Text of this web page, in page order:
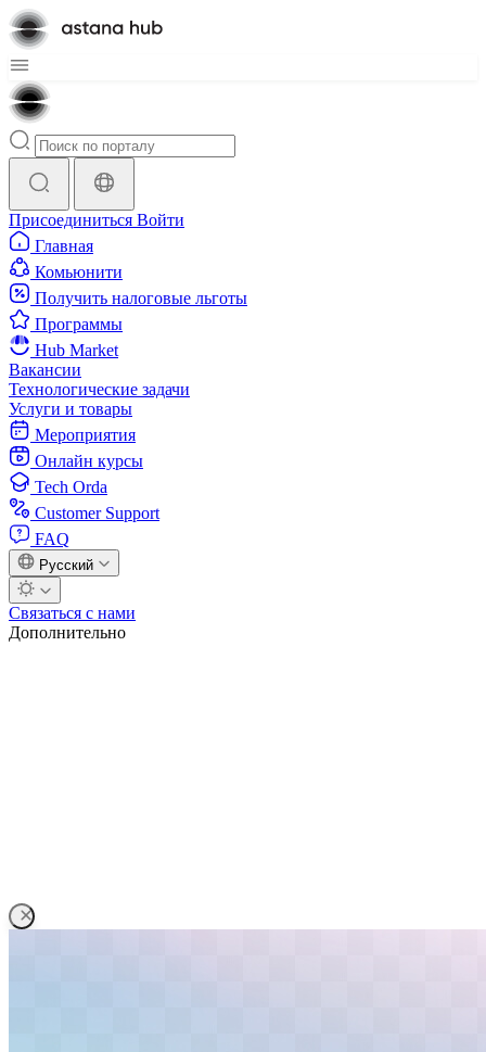
Присоединиться Войти
Главная
Комьюнити
Получить налоговые льготы
Программы
Hub Market
Вакансии
Технологические задачи
Услуги и товары
Мероприятия
Онлайн курсы
Tech Orda
Customer Support
FAQ
Русский
Связаться с нами
Дополнительно